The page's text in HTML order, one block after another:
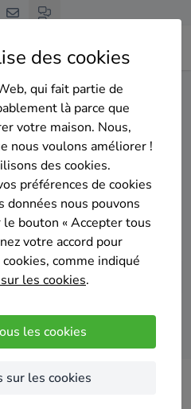
des cookies
qui fait partie de
là parce que
votre maison. Nous,
nous voulons améliorer !
des cookies.
préférences de cookies
données nous pouvons
bouton « Accepter tous
votre accord pour
comme indiqué
les cookies.
les cookies
sur les cookies
Namur Sombreffe
engagement
murs creux à
des devis